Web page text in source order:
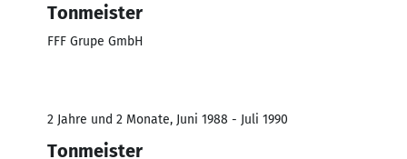
Tonmeister
FFF Grupe GmbH
2 Jahre und 2 Monate, Juni 1988 - Juli 1990
Tonmeister